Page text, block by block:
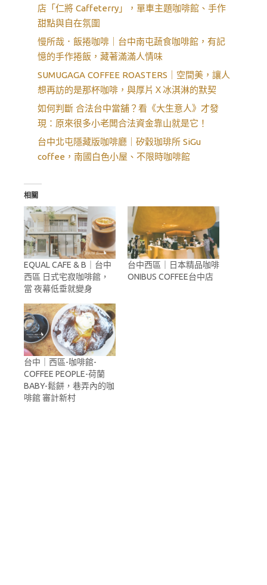
店「仁將 Caffeterry」，單車主題咖啡館、手作
甜點與自在氛圍
慢所哉．飯捲咖啡｜台中南屯蔬食咖啡館，有記
憶的手作捲飯，藏著滿滿人情味
SUMUGAGA COFFEE ROASTERS｜空間美，讓人
想再訪的是那杯咖啡，與厚片Ｘ冰淇淋的默契
如何判斷 合法台中當舖？看《大生意人》才發
現：原來很多小老闆合法資金靠山就是它！
台中北屯隱藏版咖啡廳｜矽穀珈琲所 SiGu
coffee，南國白色小屋、不限時咖啡館
相關
EQUAL CAFE & B｜台中
西區 日式宅寂咖啡館，
當 夜幕低垂就變身
台中西區｜日本精品咖啡
ONIBUS COFFEE台中店
台中｜西區-咖啡館-
COFFEE PEOPLE-荷蘭
BABY-鬆餅，巷弄內的咖
啡館 審計新村